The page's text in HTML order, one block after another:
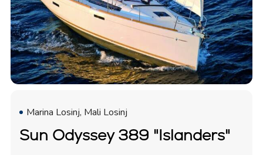
Marina Losinj, Mali Losinj
Sun Odyssey 389 "Islanders"